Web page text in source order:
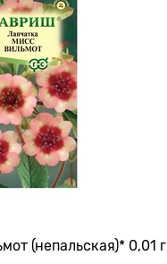
(непальская)* 0,01 г